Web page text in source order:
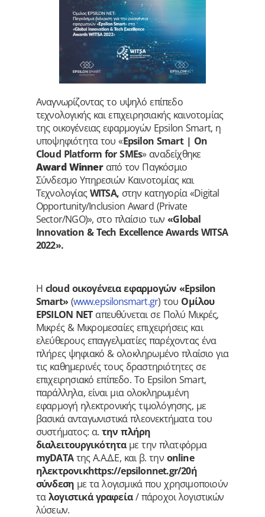
Αναγνωρίζοντας το υψηλό επίπεδο
τεχνολογικής και επιχειρησιακής καινοτομίας
της οικογένειας εφαρμογών Epsilon Smart, η
υποψηφιότητα του «Epsilon Smart | Οn
Cloud Platform for SMEs» αναδείχθηκε
Award Winnerαπό τον Παγκόσμιο
Σύνδεσμο Υπηρεσιών Καινοτομίας και
Τεχνολογίας WITSA, στην κατηγορία «Digital
Opportunity/Inclusion Award (Private
Sector/NGO)», στο πλαίσιο των«Global
Innovation & Tech Excellence Awards WITSA
2022».
Η cloud οικογένεια εφαρμογών «Epsilon
Smart» (www.epsilonsmart.gr) του Ομίλου
EPSILON NETαπευθύνεται σε Πολύ Μικρές,
Μικρές & Μικρομεσαίες επιχειρήσεις και
ελεύθερους επαγγελματίες παρέχοντας ένα
πλήρες ψηφιακό & ολοκληρωμένο πλαίσιο για
τις καθημερινές τους δραστηριότητες σε
επιχειρησιακό επίπεδο. Το Epsilon Smart,
παράλληλα, είναι μια ολοκληρωμένη
εφαρμογή ηλεκτρονικής τιμολόγησης, με
βασικά ανταγωνιστικά πλεονεκτήματα του
συστήματος: α. την πλήρη
διαλειτουργικότηταμε την πλατφόρμα
myDATAτης Α.Α.Δ.Ε, και β. την online
ηλεκτρονικhttps://epsilonnet.gr/20ή
σύνδεση με τα λογισμικά που χρησιμοποιούν
ταλογιστικά γραφεία/ πάροχοι λογιστικών
λύσεων.